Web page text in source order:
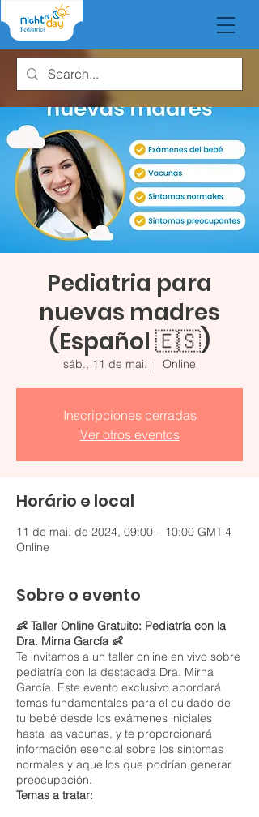
Pediatria para
nuevas madres
(Español 🇪🇸)
sáb., 11 de mai.
  |
Online
Inscripciones cerradas
Ver otros eventos
Horário e local
11 de mai. de 2024, 09:00 – 10:00 GMT-4
Online
Sobre o evento
👶 Taller Online Gratuito: Pediatría con la
Dra. Mirna García 👶
Te invitamos a un taller online en vivo sobre
pediatría con la destacada Dra. Mirna
García. Este evento exclusivo abordará
temas fundamentales para el cuidado de
tu bebé desde los exámenes iniciales
hasta las vacunas, y te proporcionará
información esencial sobre los síntomas
normales y aquellos que podrían generar
preocupación.
Temas a tratar: